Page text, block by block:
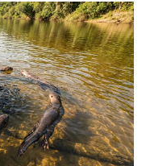
mirim reescreve a